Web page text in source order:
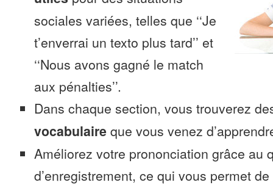
sociales variées, telles que ‘‘Je
t’enverrai un texto plus tard’’ et
‘‘Nous avons gagné le match
aux pénalties’’.
Dans chaque section, vous trouverez
vocabulaire que vous venez
Améliorez votre prononciation grâce au
d’enregistrement, ce qui vous permet de